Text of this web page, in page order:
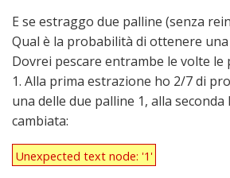
E se estraggo due palline (senza
Qual è la probabilità di ottenere una
Dovrei pescare entrambe le volte le
1. Alla prima estrazione ho 2/7 di
una delle due palline 1, alla
cambiata:
Unexpected text node: '1'
Unexpected text node: '1'